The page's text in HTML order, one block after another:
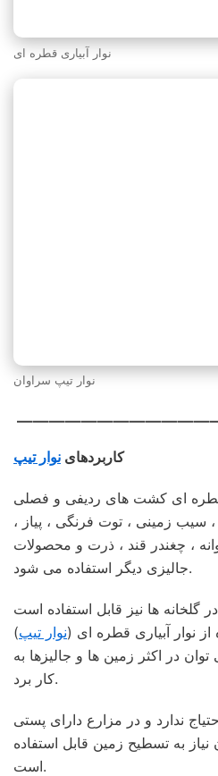
نوار آبیاری قطره ای
نوار تیپ سراوان
کاربردهای نوار تیپ
قطره ای کشت های ردیفی و فصلی
سیب زمینی ، توت فرنگی ، پیاز ،
، چغندر قند ، ذرت و محصولات
جالیزی دیگر استفاده می شود.
از نوار آبیاری قطره ای (نوار تیپ)
در اکثر زمین ها و جالیزها به
کار برد.
ندارد و در مزارع دارای پستی
نیاز به تسطیح زمین قابل استفاده
است.